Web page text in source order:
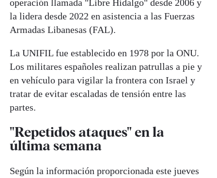
operación llamada "Libre Hidalgo" desde 2006 y
la lidera desde 2022 en asistencia a las Fuerzas
Armadas Libanesas (FAL).
La UNIFIL fue establecido en 1978 por la ONU.
Los militares españoles realizan patrullas a pie y
en vehículo para vigilar la frontera con Israel y
tratar de evitar escaladas de tensión entre las
partes.
"Repetidos ataques" en la
última semana
Según la información proporcionada este jueves